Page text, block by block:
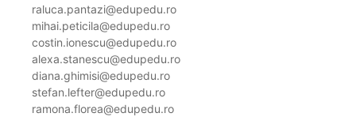
raluca.pantazi@edupedu.ro
mihai.peticila@edupedu.ro
costin.ionescu@edupedu.ro
alexa.stanescu@edupedu.ro
diana.ghimisi@edupedu.ro
stefan.lefter@edupedu.ro
ramona.florea@edupedu.ro